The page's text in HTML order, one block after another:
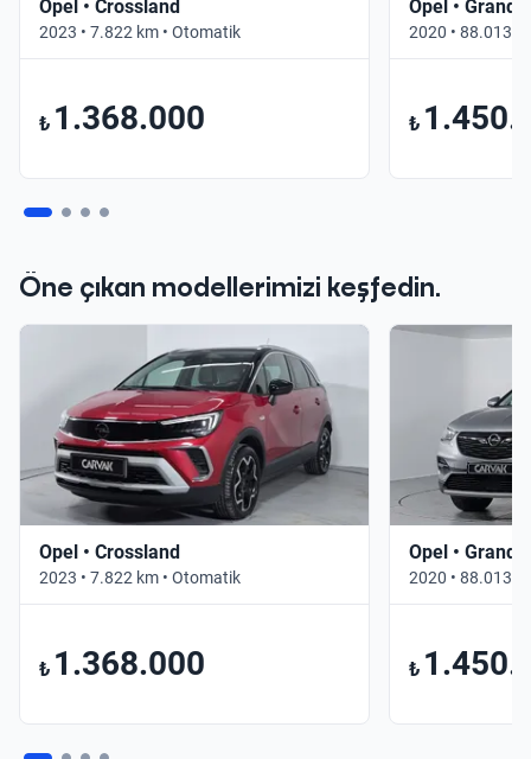
Opel • Crossland
2023 • 7.822 km • Otomatik
₺ 1.368.000
Opel •
2020 • 88.013
₺
Öne çıkan modellerimizi keşfedin.
Opel • Crossland
2023 • 7.822 km • Otomatik
₺ 1.368.000
Opel •
2020 • 88.013
₺